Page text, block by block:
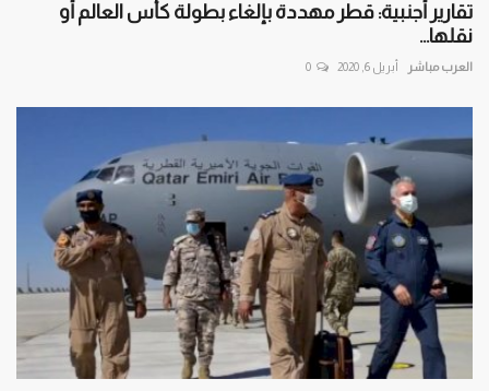
تقارير أجنبية: قطر مهددة بإلغاء بطولة كأس العالم أو
نقلها...
العرب مباشر أبريل 6, 2020 0